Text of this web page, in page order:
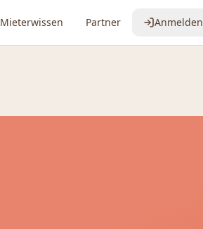
Mieterwissen Partner Anmelden